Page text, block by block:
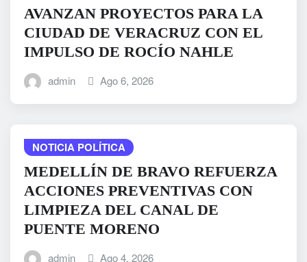
AVANZAN PROYECTOS PARA LA
CIUDAD DE VERACRUZ CON EL
IMPULSO DE ROCÍO NAHLE
admin Ago 6, 2026
NOTICIA POLÍTICA
MEDELLÍN DE BRAVO REFUERZA
ACCIONES PREVENTIVAS CON
LIMPIEZA DEL CANAL DE
PUENTE MORENO
admin Ago 4, 2026